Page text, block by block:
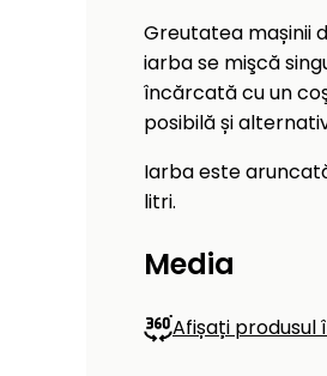
Greutatea mașinii
iarba se mişcă
încărcată cu un
posibilă și
Iarba este
litri.
Media
Afișați produsul